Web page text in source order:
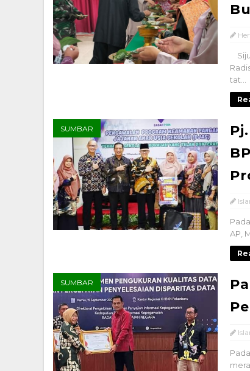
tat...
SUMBAR
AP,
SUMBAR